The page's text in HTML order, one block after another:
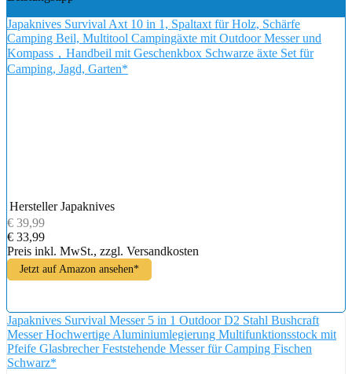
Japaknives Survival Axt 10 in 1, Spaltaxt für Holz, Schärfe
Camping Beil, Multitool Campingäxte mit Outdoor Messer und
Kompass，Handbeil mit Geschenkbox Schwarze äxte Set für
Camping, Jagd, Garten*
Hersteller Japaknives
€ 39,99
€ 33,99
Preis inkl. MwSt., zzgl. Versandkosten
Jetzt auf Amazon ansehen*
Japaknives Survival Messer 5 in 1 Outdoor D2 Stahl Bushcraft
Messer Hochwertige Aluminiumlegierung Multifunktionsstock mit
Pfeife Glasbrecher Feststehende Messer für Camping Fischen
Schwarz*